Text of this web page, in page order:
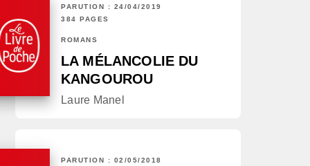
PARUTION : 24/04/2019
384 PAGES
ROMANS
LA MÉLANCOLIE DU
KANGOUROU
Laure Manel
PARUTION : 02/05/2018